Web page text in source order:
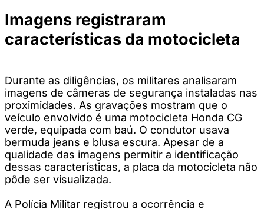
Imagens registraram
características da motocicleta
Durante as diligências, os militares analisaram
imagens de câmeras de segurança instaladas nas
proximidades. As gravações mostram que o
veículo envolvido é uma motocicleta Honda CG
verde, equipada com baú. O condutor usava
bermuda jeans e blusa escura. Apesar de a
qualidade das imagens permitir a identificação
dessas características, a placa da motocicleta não
pôde ser visualizada.
A Polícia Militar registrou a ocorrência e